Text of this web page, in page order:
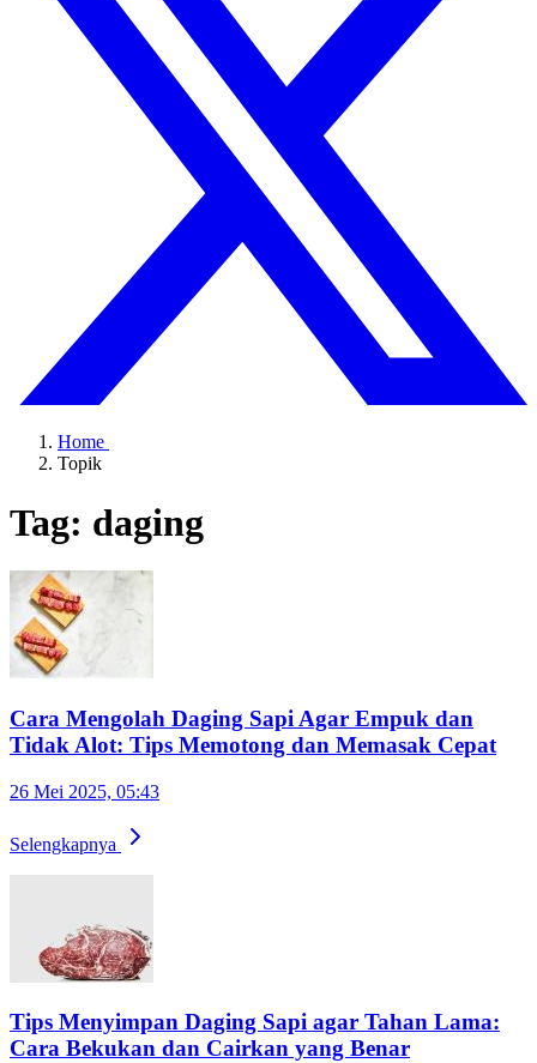
Home
Topik
Tag: daging
Cara Mengolah Daging Sapi Agar Empuk dan
Tidak Alot: Tips Memotong dan Memasak Cepat
26 Mei 2025, 05:43
Selengkapnya
Tips Menyimpan Daging Sapi agar Tahan Lama:
Cara Bekukan dan Cairkan yang Benar